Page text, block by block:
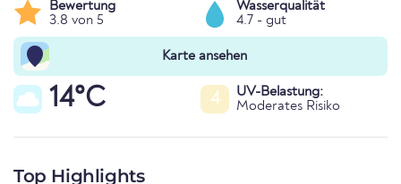
Bewertung
3.8 von 5
Wasserqualität
4.7 - gut
Karte ansehen
14°C 4
UV-Belastung:
Moderates Risiko
Top Highlights